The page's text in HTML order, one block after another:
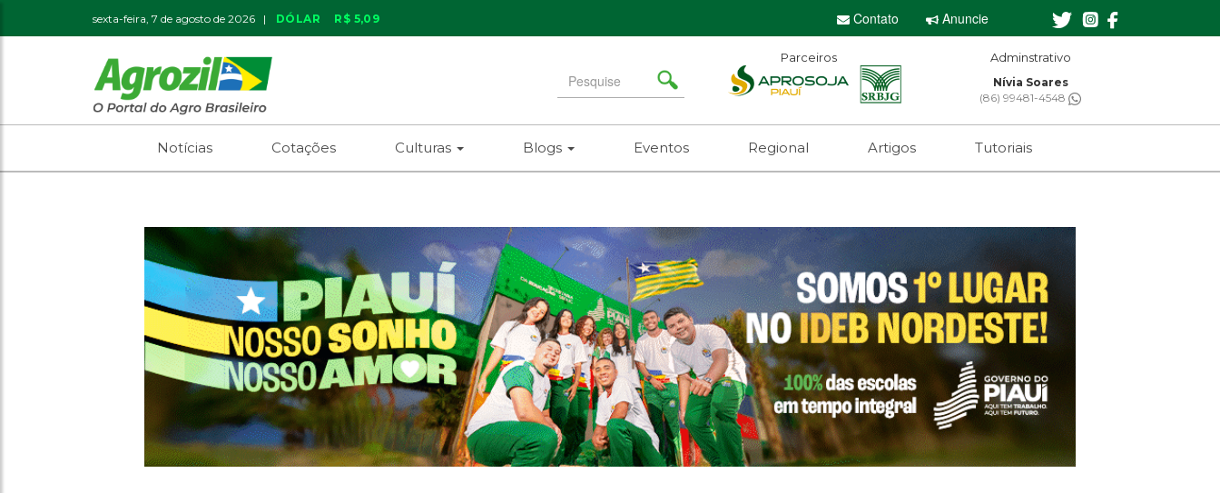
sexta-feira, 7 de agosto de 2026 | DÓLAR R$ 5,09 Contato Anuncie
Search
for
Parceiros Editor-chefe
Sebastian Eugênio
(61) 99650-2473
Notícias Cotações Culturas Blogs Eventos Regional Artigos Tutoriais